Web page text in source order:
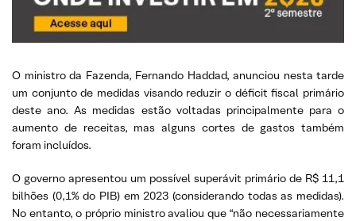
O ministro da Fazenda, Fernando Haddad, anunciou nesta tarde
um conjunto de medidas visando reduzir o déficit fiscal primário
deste ano. As medidas estão voltadas principalmente para o
aumento de receitas, mas alguns cortes de gastos também
foram incluídos.
O governo apresentou um possível superávit primário de R$ 11,1
bilhões (0,1% do PIB) em 2023 (considerando todas as medidas).
No entanto, o próprio ministro avaliou que “não necessariamente